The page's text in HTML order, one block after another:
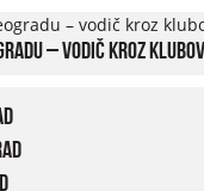
– vodič kroz